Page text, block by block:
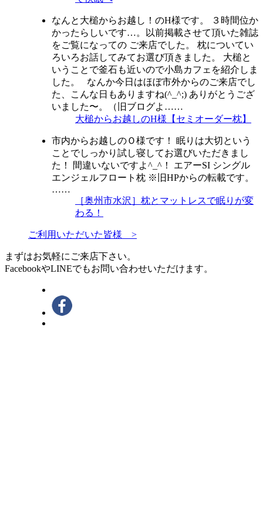
なんと大槌からお越し！のH様です。 ３時間位か
かったらしいです…。以前掲載させて頂いた雑誌
をご覧になっての ご来店でした。 枕についてい
ろいろお話してみてお選び頂きました。 大槌と
いうことで釜石も近いので小島カフェを紹介しま
した。 なんか今日はほぼ市外からのご来店でし
た、こんな日もありますね(^_^;) ありがとうござ
いました〜。（旧ブログよ……
大槌からお越しのH様【セミオーダー枕】
市内からお越しのＯ様です！ 眠りは大切という
ことでしっかり試し寝してお選びいただきまし
た！ 間違いないですよ^_^！ エアーSI シングル
エンジェルフロート枕 ※旧HPからの転載です。
……
［奥州市水沢］枕とマットレスで眠りが変
わる！
ご利用いただいた皆様 >
まずはお気軽にご来店下さい。
FacebookやLINEでもお問い合わせいただけます。